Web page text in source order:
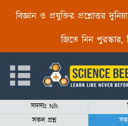
বিজ্ঞান ও প্রযুক্তির প্রশ্নোত্তর
জিতে নিন পুরস্কার,
সদস্যঃ Nh
সকল প্রশ্ন